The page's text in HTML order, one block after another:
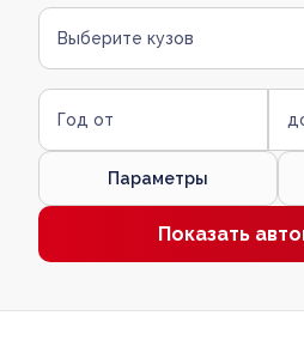
Выберите кузов
Год от
Параметры
Показать